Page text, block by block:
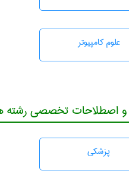
علوم کامپیوتر
و اصطلاحات تخصصی رشته
پزشكی